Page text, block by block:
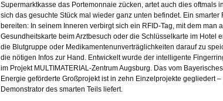
Supermarktkasse das Portemonnaie zücken, artet auch dies oftmals
sich das gesuchte Stück mal wieder ganz unten befindet. Ein
bereiten: In seinem Inneren verbirgt sich ein RFID-Tag, mit dem
Gesundheitskarte beim Arztbesuch oder die Schlüsselkarte im Hotel
die Blutgruppe oder Medikamentenunverträglichkeiten darauf zu
die nötigen Infos zur Hand. Entwickelt wurde der intelligente
im Projekt MULTIMATERIAL-Zentrum Augsburg. Das vom
Energie geförderte Großprojekt ist in zehn Einzelprojekte gegliedert
Demonstrator des smarten Teils liefert.